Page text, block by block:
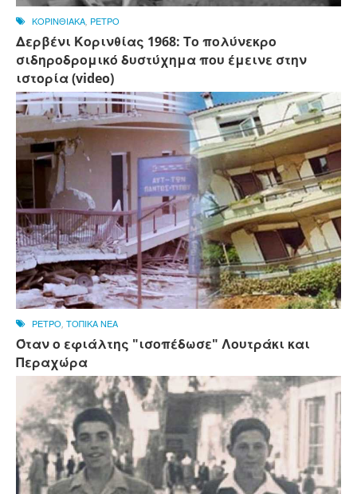
ΚΟΡΙΝΘΙΑΚΑ, ΡΕΤΡΟ
Δερβένι Κορινθίας 1968: Το πολύνεκρο
σιδηροδρομικό δυστύχημα που έμεινε στην
ιστορία (video)
ΡΕΤΡΟ, ΤΟΠΙΚΑ ΝΕΑ
Όταν ο εφιάλτης "ισοπέδωσε" Λουτράκι και
Περαχώρα